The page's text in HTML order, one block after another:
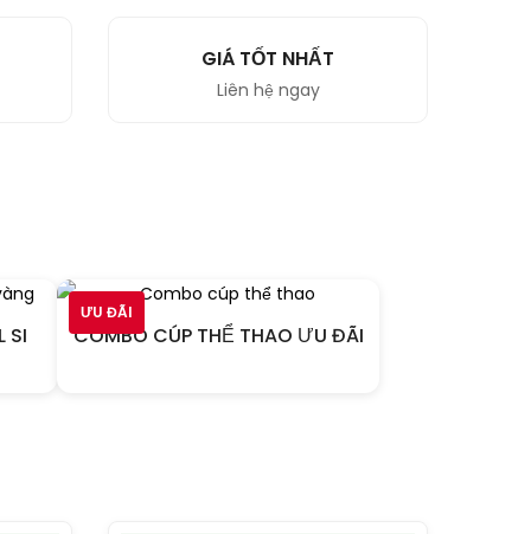
GIÁ TỐT NHẤT
Liên hệ ngay
SI
ƯU ĐÃI
COMBO CÚP THỂ THAO ƯU ĐÃI